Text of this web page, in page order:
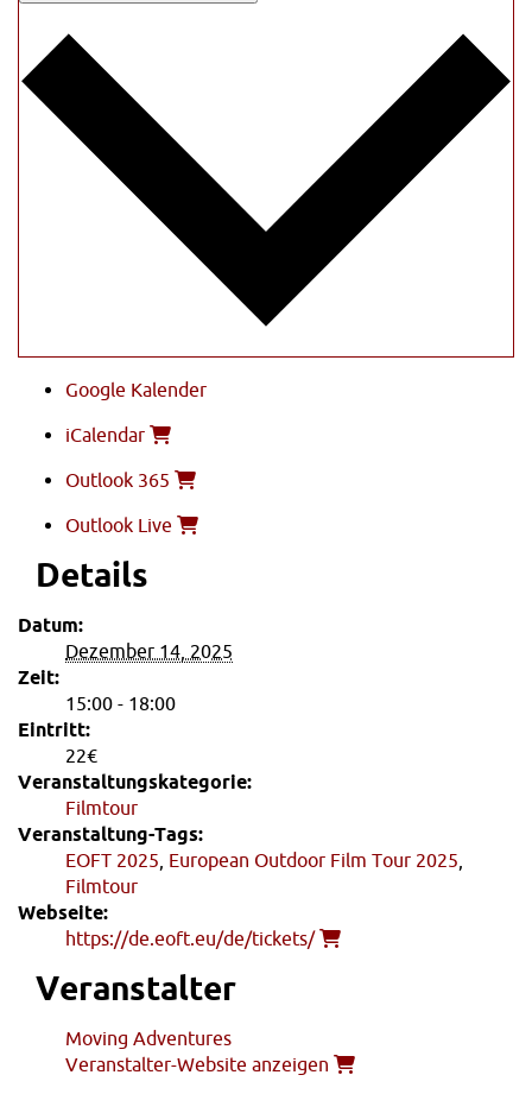
Google Kalender
iCalendar
Outlook 365
Outlook Live
Details
Datum:
Dezember 14, 2025
Zeit:
15:00 - 18:00
Eintritt:
22€
Veranstaltungskategorie:
Filmtour
Veranstaltung-Tags:
EOFT 2025 European Outdoor Film Tour 2025
Filmtour
Webseite:
https://de.eoft.eu/de/tickets/
Veranstalter
Moving Adventures
Veranstalter-Website anzeigen